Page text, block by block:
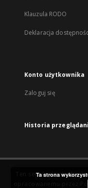
Klauzula RODO
Deklaracja
Konto użytkownika
Zaloguj się
Historia
Ten serwis działa
Ta strona